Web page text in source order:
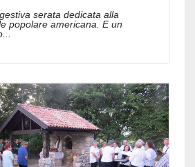
serata dedicata alla
popolare americana. E un